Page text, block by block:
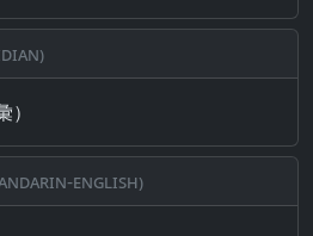
English)